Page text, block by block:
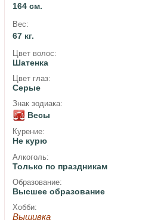
164 см.
Вес:
67 кг.
Цвет волос:
Шатенка
Цвет глаз:
Серые
Знак зодиака:
Весы
Курение:
Не курю
Алкоголь:
Только по праздникам
Образование:
Высшее образование
Хобби:
Вышивка